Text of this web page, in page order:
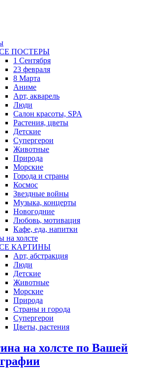
ПОСТЕРЫ
1 Сентября
23 февраля
8 Марта
Аниме
Арт, акварель
Люди
Салон красоты, SPA
Растения, цветы
Детские
Супергерои
Животные
Природа
Морские
Города и страны
Космос
Звездные войны
Музыка, концерты
Новогодние
Любовь, мотивация
Кафе, еда, напитки
на холсте
КАРТИНЫ
Арт, абстракция
Люди
Детские
Животные
Морские
Природа
Страны и города
Супергерои
Цветы, растения
на холсте по Вашей